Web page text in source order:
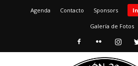
Agenda Contacto Sponsors
Galería de Fotos